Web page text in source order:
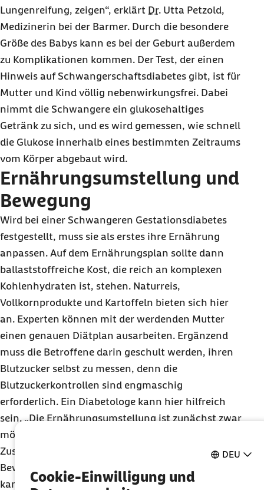
DEU
Cookie-Einwilligung und
Lungenreifung, zeigen“, erklärt Dr. Utta Petzold,
Medizinerin bei der Barmer. Durch die besondere
Größe des Babys kann es bei der Geburt außerdem
zu Komplikationen kommen. Der Test, der einen
Hinweis auf Schwangerschaftsdiabetes gibt, ist für
Mutter und Kind völlig nebenwirkungsfrei. Dabei
nimmt die Schwangere ein glukosehaltiges
Getränk zu sich, und es wird gemessen, wie schnell
die Glukose innerhalb eines bestimmten Zeitraums
vom Körper abgebaut wird.
Ernährungsumstellung und
Bewegung
Wird bei einer Schwangeren Gestationsdiabetes
festgestellt, muss sie als erstes ihre Ernährung
anpassen. Auf dem Ernährungsplan sollte dann
ballaststoffreiche Kost, die reich an komplexen
Kohlenhydraten ist, stehen. Naturreis,
Vollkornprodukte und Kartoffeln bieten sich hier
an. Experten können mit der werdenden Mutter
einen genauen Diätplan ausarbeiten. Ergänzend
muss die Betroffene darin geschult werden, ihren
Blutzucker selbst zu messen, denn die
Blutzuckerkontrollen sind engmaschig
erforderlich. Ein Diabetologe kann hier hilfreich
sein. „Die Ernährungsumstellung ist zunächst zwar
möglicherweise gewöhnungsbedürftig, aber im
Zusammenspiel mit regelmäßiger leichter
Bewegung und dem Messen des Blutzuckerspiegels
kann die Erkrankung meist gut kontrolliert